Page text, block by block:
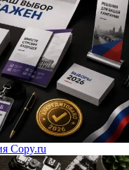
Copy.ru